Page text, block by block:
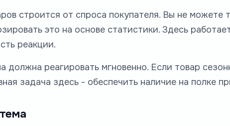
строится от спроса покупателя. Вы не можете
это на основе статистики. Здесь
реакции.
должна реагировать мгновенно. Если товар
задача здесь - обеспечить наличие на полке